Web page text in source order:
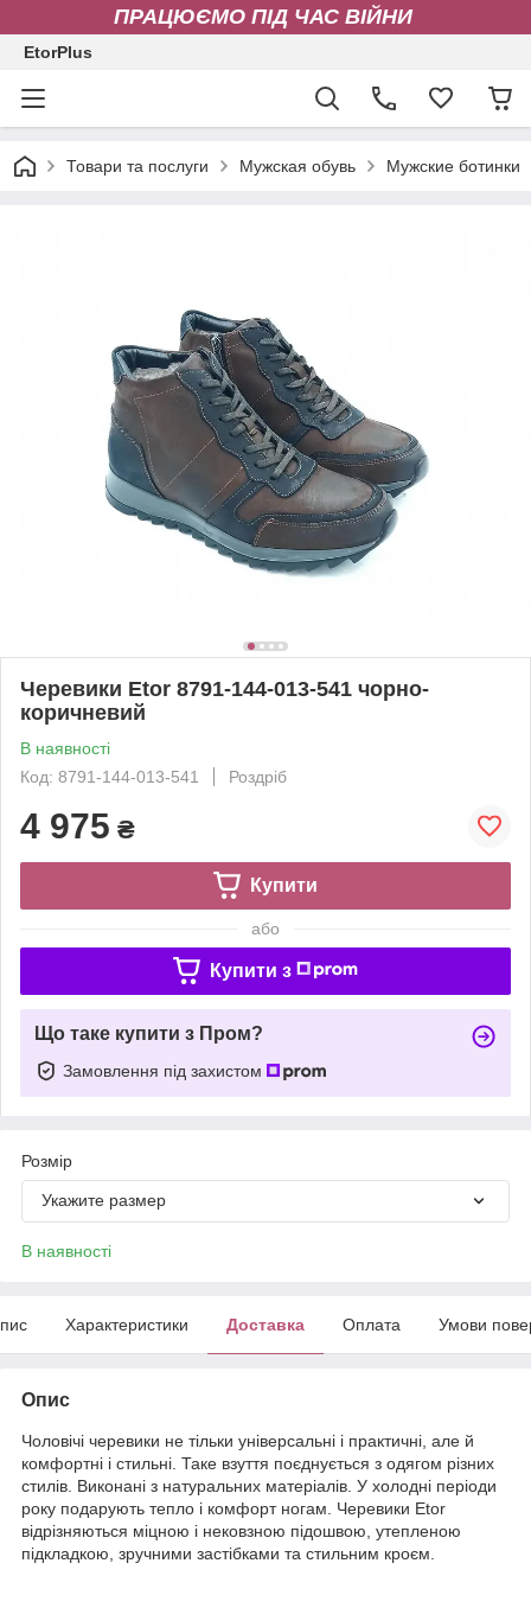
ПРАЦЮЄМО ПІД ЧАС ВІЙНИ
EtorPlus
Товари та послуги Мужская обувь Мужские ботинки
Черевики Etor 8791-144-013-541 чорно-
коричневий
В наявності
Код: 8791-144-013-541
Роздріб
4 975 ₴
Купити
або
Купити з
Що таке купити з Пром?
Замовлення під захистом
Розмір
Укажите размер
В наявності
Характеристики Доставка Оплата Умови
Опис
Чоловічі черевики не тільки універсальні і практичні, але й
комфортні і стильні. Таке взуття поєднується з одягом різних
стилів. Виконані з натуральних матеріалів. У холодні періоди
року подарують тепло і комфорт ногам. Черевики Etor
відрізняються міцною і нековзною підошвою, утепленою
підкладкою, зручними застібками та стильним кроєм.